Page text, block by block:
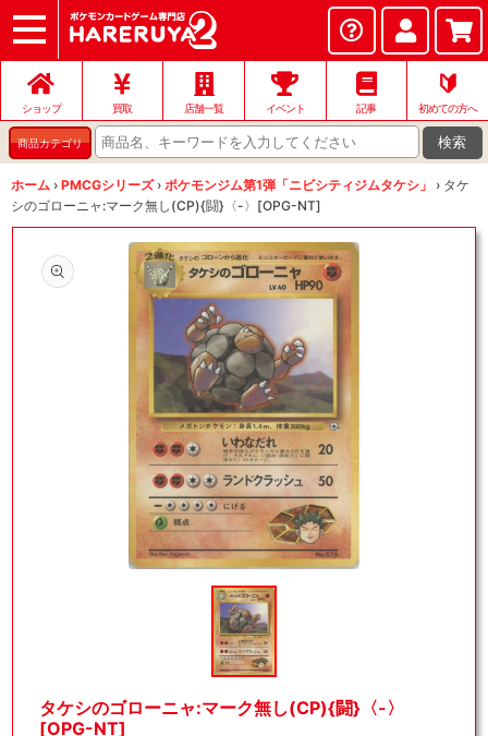
ショップ
店頭買取
ネット買取
店舗一覧
イベント
お問い合わせ
ショップ 買取 店舗一覧 イベント 記事
🔰
初めての方へ
商品カテゴリ 検索
ホーム › PMCGシリーズ › ポケモンジム第1弾「ニビシティジムタケシ」 › タケ
シのゴローニャ:マーク無し(CP){闘}〈-〉[OPG-NT]
タケシのゴローニャ:マーク無し(CP){闘}〈-〉
[OPG-NT]